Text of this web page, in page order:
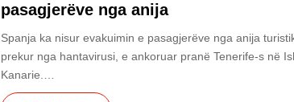
pasagjerëve nga anija
Spanja ka nisur evakuimin e pasagjerëve nga anija
prekur nga hantavirusi, e ankoruar pranë Tenerife-s në
Kanarie.…